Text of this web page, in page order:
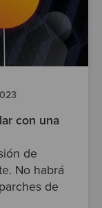
con una
de
No habrá
de